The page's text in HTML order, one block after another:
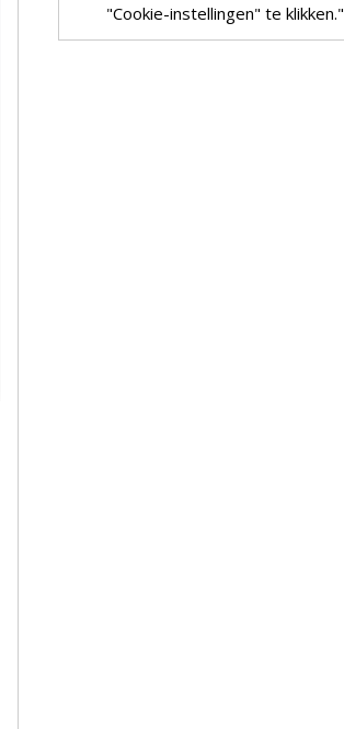
"Cookie-instellingen" te klikken."